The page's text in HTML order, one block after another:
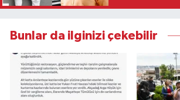
Bunlar da ilginizi çekebilir